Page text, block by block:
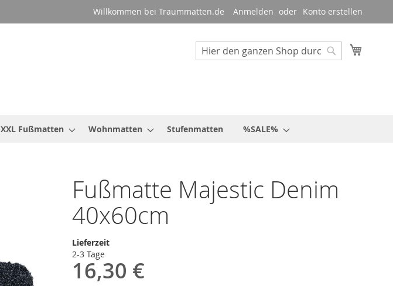
Willkommen bei Traummatten.de Anmelden Konto erstellen
Suche
XXL Fußmatten Wohnmatten Stufenmatten %SALE%
Fußmatte Majestic Denim
40x60cm
Lieferzeit
2-3 Tage
16,30 €